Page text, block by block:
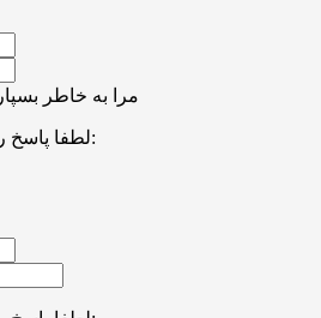
مرا به خاطر بسپار
لطفا پاسخ را به عدد انگلیسی وارد کنید: